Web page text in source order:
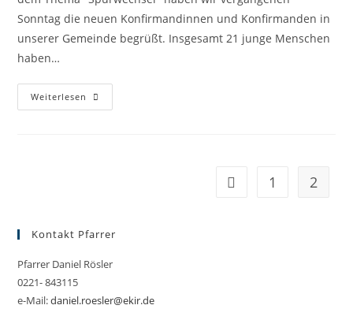
Sonntag die neuen Konfirmandinnen und Konfirmanden in
unserer Gemeinde begrüßt. Insgesamt 21 junge Menschen
haben…
Weiterlesen Begrüßung
Der
Gehe zur vorherigen
1 2
Kontakt Pfarrer
Pfarrer Daniel Rösler
0221- 843115
e-Mail:daniel.roesler@ekir.de